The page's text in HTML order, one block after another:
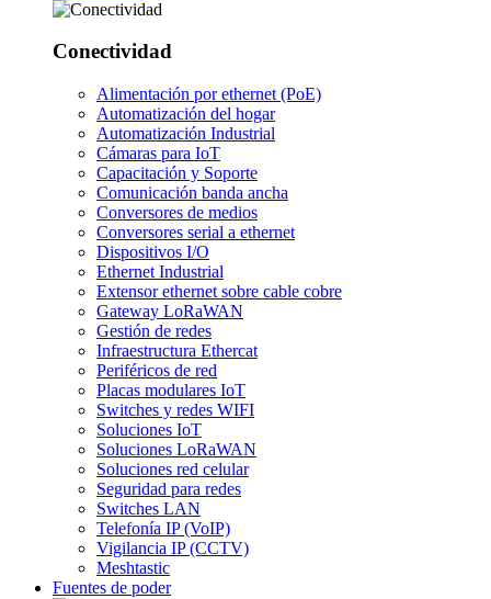
Conectividad
Alimentación por ethernet (PoE)
Automatización del hogar
Automatización Industrial
Cámaras para IoT
Capacitación y Soporte
Comunicación banda ancha
Conversores de medios
Conversores serial a ethernet
Dispositivos I/O
Ethernet Industrial
Extensor ethernet sobre cable cobre
Gateway LoRaWAN
Gestión de redes
Infraestructura Ethercat
Periféricos de red
Placas modulares IoT
Switches y redes WIFI
Soluciones IoT
Soluciones LoRaWAN
Soluciones red celular
Seguridad para redes
Switches LAN
Telefonía IP (VoIP)
Vigilancia IP (CCTV)
Meshtastic
Fuentes de poder